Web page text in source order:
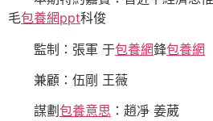
毛包養網ppt科俊
監制：張軍 于包養網鋒包養網
兼顧：伍剛 王薇
謀劃 包養意思 ：趙凈 姜葳